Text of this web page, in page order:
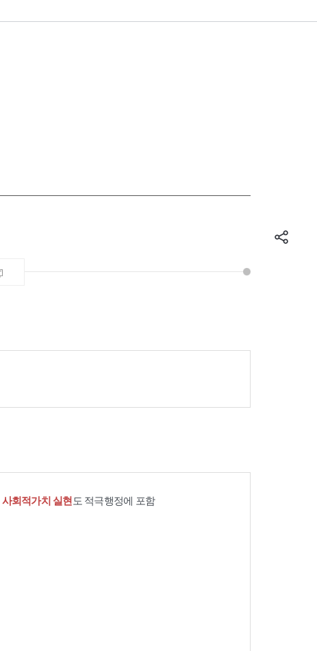
사회적가치 실현 도 적극행정에 포함